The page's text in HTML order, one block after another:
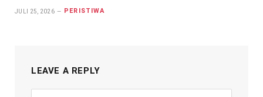
JULI 25, 2026 PERISTIWA
LEAVE A REPLY